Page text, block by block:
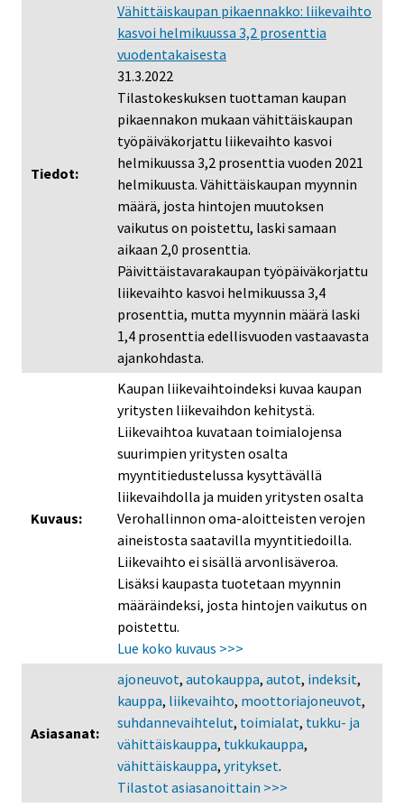
Tiedot:
Vähittäiskaupan pikaennakko: liikevaihto
kasvoi helmikuussa 3,2 prosenttia
vuodentakaisesta
31.3.2022
Tilastokeskuksen tuottaman kaupan
pikaennakon mukaan vähittäiskaupan
työpäiväkorjattu liikevaihto kasvoi
helmikuussa 3,2 prosenttia vuoden 2021
helmikuusta. Vähittäiskaupan myynnin
määrä, josta hintojen muutoksen
vaikutus on poistettu, laski samaan
aikaan 2,0 prosenttia.
Päivittäistavarakaupan työpäiväkorjattu
liikevaihto kasvoi helmikuussa 3,4
prosenttia, mutta myynnin määrä laski
1,4 prosenttia edellisvuoden vastaavasta
ajankohdasta.
Kuvaus:
Kaupan liikevaihtoindeksi kuvaa kaupan
yritysten liikevaihdon kehitystä.
Liikevaihtoa kuvataan toimialojensa
suurimpien yritysten osalta
myyntitiedustelussa kysyttävällä
liikevaihdolla ja muiden yritysten osalta
Verohallinnon oma-aloitteisten verojen
aineistosta saatavilla myyntitiedoilla.
Liikevaihto ei sisällä arvonlisäveroa.
Lisäksi kaupasta tuotetaan myynnin
määräindeksi, josta hintojen vaikutus on
poistettu.
Lue koko kuvaus >>>
Asiasanat:
ajoneuvot, autokauppa, autot, indeksit,
kauppa, liikevaihto, moottoriajoneuvot,
suhdannevaihtelut, toimialat, tukku- ja
vähittäiskauppa, tukkukauppa,
vähittäiskauppa, yritykset.
Tilastot asiasanoittain >>>